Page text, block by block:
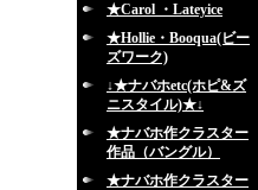
★Carol ・Lateyice
★Hollie・Booqua(ビー
ズワーク)
↓★ナバホetc(ホピ&ズ
ニスタイル)★↓
★ナバホ作クラスター
作品（バングル）
★ナバホ作クラスター